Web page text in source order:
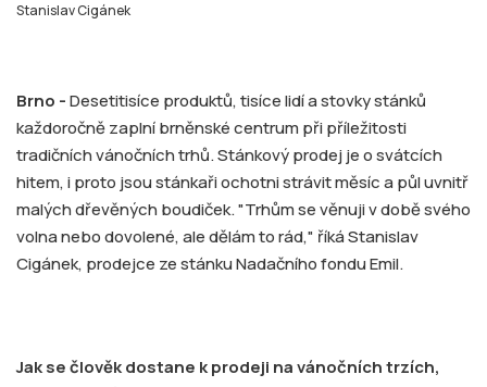
Stanislav Cigánek
Brno -Desetitisíce produktů, tisíce lidí a stovky stánků
každoročně zaplní brněnské centrum při příležitosti
tradičních vánočních trhů. Stánkový prodej je o svátcích
hitem, i proto jsou stánkaři ochotni strávit měsíc a půl uvnitř
malých dřevěných boudiček. "Trhům se věnuji v době svého
volna nebo dovolené, ale dělám to rád," říká Stanislav
Cigánek, prodejce ze stánku Nadačního fondu Emil.
Jak se člověk dostane k prodeji na vánočních trzích,